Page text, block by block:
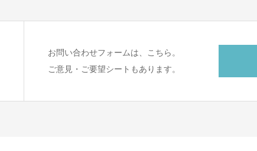
お問い合わせフォームは、こちら。
ご意見・ご要望シートもあります。